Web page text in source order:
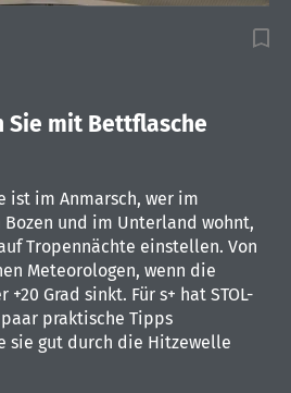
Sie mit Bettflasche
ist im Anmarsch, wer im
und im Unterland wohnt,
Tropennächte einstellen. Von
Meteorologen, wenn die
Grad sinkt. Für s+ hat STOL-
praktische Tipps
sie gut durch die Hitzewelle